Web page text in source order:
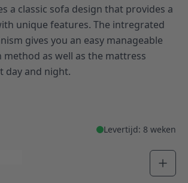
a classic sofa design that provides a
unique features. The intregrated
gives you an easy manageable
as well as the mattress
day and night.
Levertijd: 8 weken